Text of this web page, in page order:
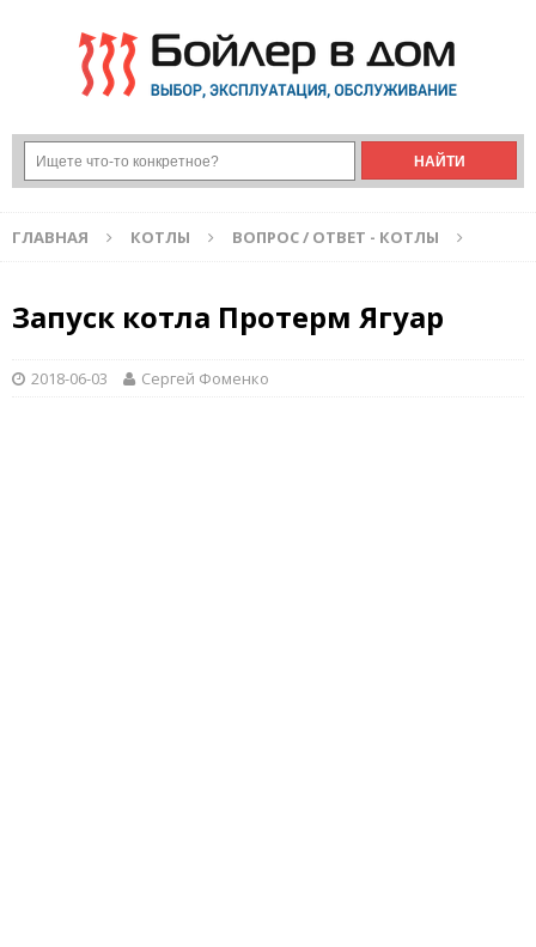
ГЛАВНАЯ КОТЛЫ ВОПРОС / ОТВЕТ - КОТЛЫ
Запуск котла Протерм Ягуар
2018-06-03 Сергей Фоменко